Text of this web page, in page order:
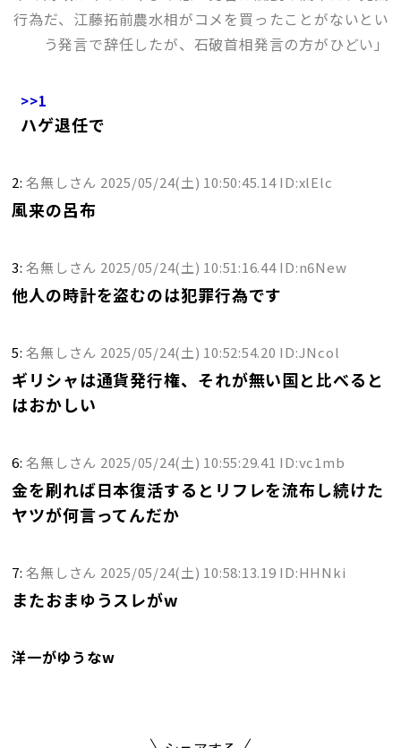
行為だ、江藤拓前農水相がコメを買ったことがないとい
う発言で辞任したが、石破首相発言の方がひどい」
>>1
ハゲ退任で
2:名無しさん 2025/05/24(土) 10:50:45.14 ID:xlElc
風来の呂布
3:名無しさん 2025/05/24(土) 10:51:16.44 ID:n6New
他人の時計を盗むのは犯罪行為です
5:名無しさん 2025/05/24(土) 10:52:54.20 ID:JNcol
ギリシャは通貨発行権、それが無い国と比べると
はおかしい
6:名無しさん 2025/05/24(土) 10:55:29.41 ID:vc1mb
金を刷れば日本復活するとリフレを流布し続けた
ヤツが何言ってんだか
7:名無しさん 2025/05/24(土) 10:58:13.19 ID:HHNki
またおまゆうスレがw
洋一がゆうなw